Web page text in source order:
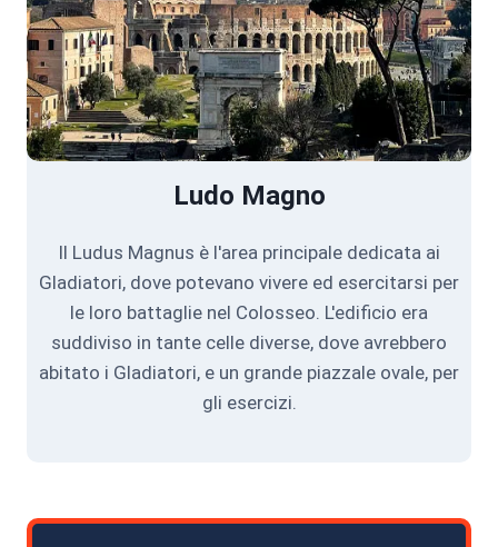
Ludo Magno
Il Ludus Magnus è l'area principale dedicata ai
Gladiatori, dove potevano vivere ed esercitarsi per
le loro battaglie nel Colosseo. L'edificio era
suddiviso in tante celle diverse, dove avrebbero
abitato i Gladiatori, e un grande piazzale ovale, per
gli esercizi.